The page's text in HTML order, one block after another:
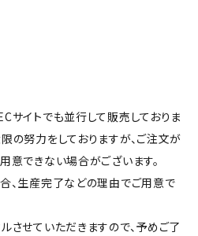
イトでも並行して販売しておりま
の努力をしておりますが、ご注文が
意できない場合がございます。
、生産完了などの理由でご用意で
させていただきますので、予めご了